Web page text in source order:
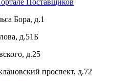
Бора, д.1
д.51Б
д.25
проспект, д.72